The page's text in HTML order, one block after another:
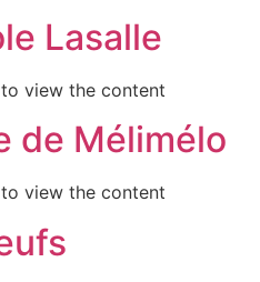
Lasalle
view the content
de Mélimélo
view the content